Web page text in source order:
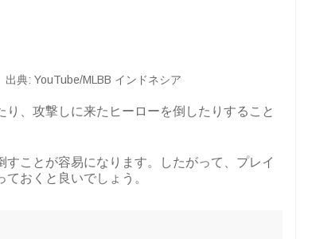
典: YouTube/MLBB インドネシア
、攻撃しに来たヒーローを倒したりすること
ことが容易になります。したがって、プレイ
おくと良いでしょう。